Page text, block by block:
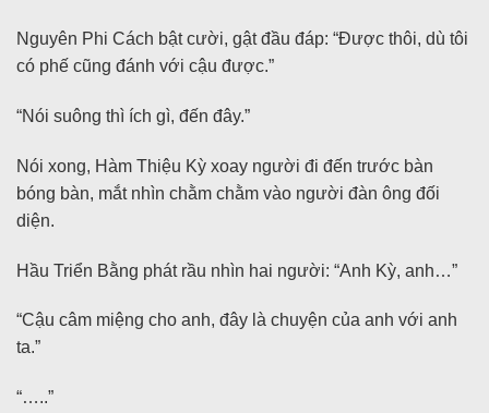
Nguyên Phi Cách bật cười, gật đầu đáp: “Được thôi, dù tôi
có phế cũng đánh với cậu được.”
“Nói suông thì ích gì, đến đây.”
Nói xong, Hàm Thiệu Kỳ xoay người đi đến trước bàn
bóng bàn, mắt nhìn chằm chằm vào người đàn ông đối
diện.
Hầu Triển Bằng phát rầu nhìn hai người: “Anh Kỳ, anh…”
“Cậu câm miệng cho anh, đây là chuyện của anh với anh
ta.”
“…..”